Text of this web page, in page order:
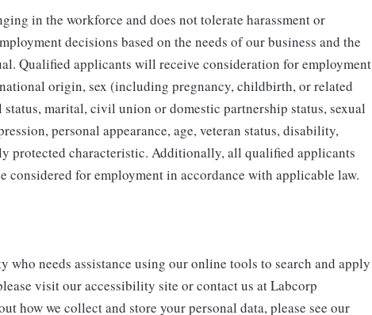
in the workforce and does not tolerate harassment or
decisions based on the needs of our business and the
Qualified applicants will receive consideration for employment
origin, sex (including pregnancy, childbirth, or related
marital, civil union or domestic partnership status, sexual
personal appearance, age, veteran status, disability,
protected characteristic. Additionally, all qualified applicants
for employment in accordance with applicable law.
needs assistance using our online tools to search and apply
visit our accessibility site or contact us at Labcorp
how we collect and store your personal data, please see our